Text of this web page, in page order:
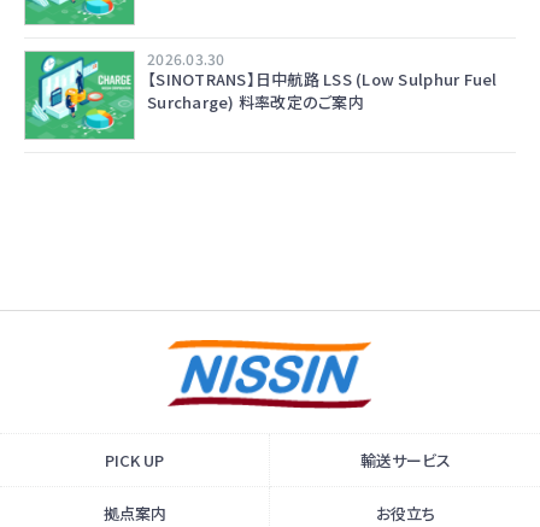
2026.03.30
【SINOTRANS】日中航路 LSS (Low Sulphur Fuel
Surcharge) 料率改定のご案内
PICK UP 輸送サービス
拠点案内 お役立ち